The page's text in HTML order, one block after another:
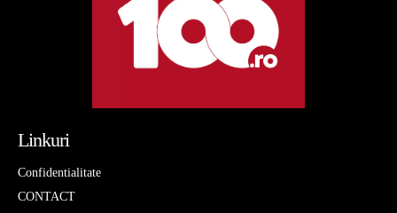
Linkuri
Confidentialitate
CONTACT